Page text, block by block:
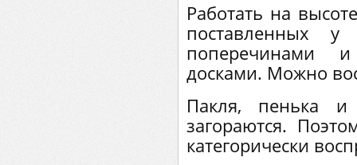
Работать на
поставленных
поперечинами
досками. Можно
Пакля, пенька и
загораются.
категорически